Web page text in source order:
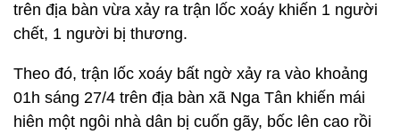
trên địa bàn vừa xảy ra trận lốc xoáy khiến 1 người
chết, 1 người bị thương.
Theo đó, trận lốc xoáy bất ngờ xảy ra vào khoảng
01h sáng 27/4 trên địa bàn xã Nga Tân khiến mái
hiên một ngôi nhà dân bị cuốn gãy, bốc lên cao rồi